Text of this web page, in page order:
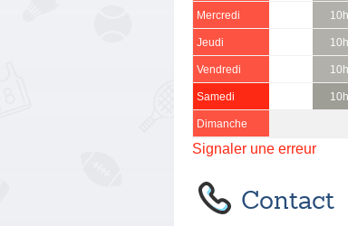
Mercredi
Jeudi
Vendredi
Samedi
Dimanche
Signaler une erreur
Contact